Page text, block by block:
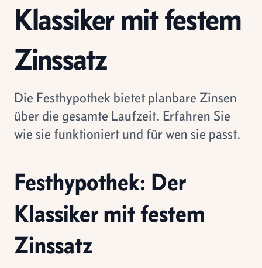
Klassiker mit festem
Zinssatz
Die Festhypothek bietet planbare Zinsen
über die gesamte Laufzeit. Erfahren Sie
wie sie funktioniert und für wen sie passt.
Festhypothek: Der
Klassiker mit festem
Zinssatz